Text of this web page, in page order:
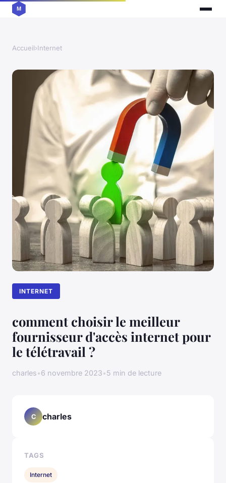
Accueil›Internet
INTERNET
comment choisir le meilleur
fournisseur d'accès internet pour
le télétravail ?
charles•6 novembre 2023•5 min de lecture
C charles
TAGS
Internet